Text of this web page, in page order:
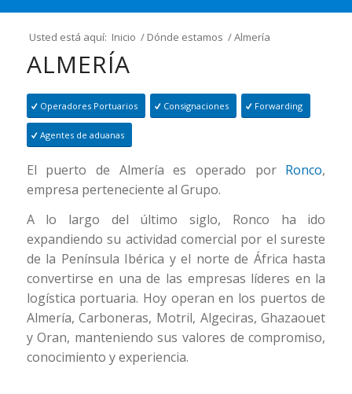
Usted está aquí: Inicio / Dónde estamos /Almería
ALMERÍA
Operadores Portuarios Consignaciones Forwarding
Agentes de aduanas
El puerto de Almería es operado por Ronco,
empresa perteneciente al Grupo.
A lo largo del último siglo, Ronco ha ido
expandiendo su actividad comercial por el sureste
de la Península Ibérica y el norte de África hasta
convertirse en una de las empresas líderes en la
logística portuaria. Hoy operan en los puertos de
Almería, Carboneras, Motril, Algeciras, Ghazaouet
y Oran, manteniendo sus valores de compromiso,
conocimiento y experiencia.